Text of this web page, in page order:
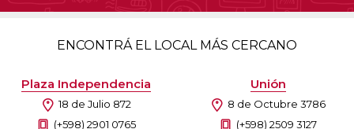
ENCONTRÁ EL LOCAL MÁS CERCANO
Plaza Independencia
18 de Julio 872
(+598) 2901 0765
Unión
8 de Octubre 3786
(+598) 2509 3127